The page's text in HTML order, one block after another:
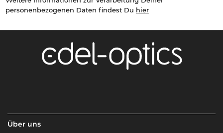
personenbezogenen Daten findest Du hier
Über uns